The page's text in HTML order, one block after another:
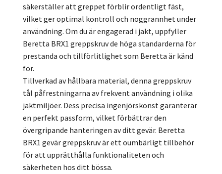
säkerställer att greppet förblir ordentligt fäst,
vilket ger optimal kontroll och noggrannhet under
användning. Om du är engagerad i jakt, uppfyller
Beretta BRX1 greppskruv de höga standarderna för
prestanda och tillförlitlighet som Beretta är känd
för.
Tillverkad av hållbara material, denna greppskruv
tål påfrestningarna av frekvent användning i olika
jaktmiljöer. Dess precisa ingenjörskonst garanterar
en perfekt passform, vilket förbättrar den
övergripande hanteringen av ditt gevär. Beretta
BRX1 gevär greppskruv är ett oumbärligt tillbehör
för att upprätthålla funktionaliteten och
säkerheten hos ditt bössa.